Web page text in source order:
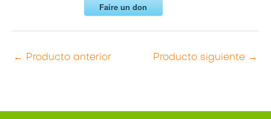
Faire un don
← Producto anterior Producto siguiente →